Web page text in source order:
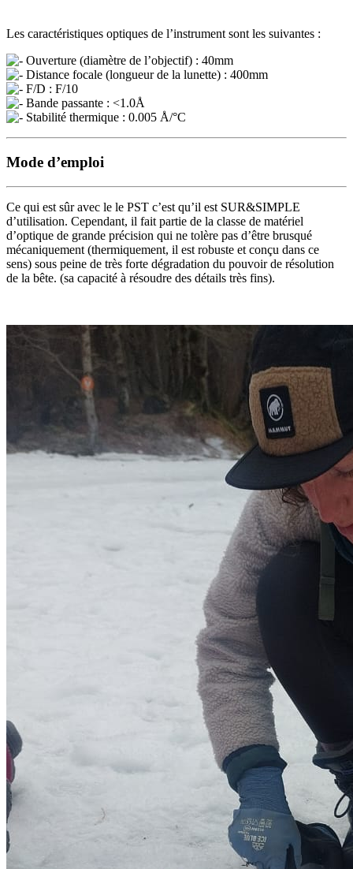
Les caractéristiques optiques de l’instrument sont les suivantes :
Ouverture (diamètre de l’objectif) : 40mm
Distance focale (longueur de la lunette) : 400mm
F/D : F/10
Bande passante : <1.0Å
Stabilité thermique : 0.005 Å/°C
Mode d’emploi
Ce qui est sûr avec le le PST c’est qu’il est SUR&SIMPLE
d’utilisation. Cependant, il fait partie de la classe de matériel
d’optique de grande précision qui ne tolère pas d’être brusqué
mécaniquement (thermiquement, il est robuste et conçu dans ce
sens) sous peine de très forte dégradation du pouvoir de résolution
de la bête. (sa capacité à résoudre des détails très fins).